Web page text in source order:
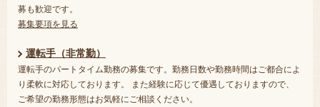
募も歓迎です。
募集要項を見る
運転手（非常勤）
運転手のパートタイム勤務の募集です。勤務日数や勤務時間はご都合によ
り柔軟に対応しております。 また経験に応じて優遇しておりますので、
ご希望の勤務形態はお気軽にご相談ください。